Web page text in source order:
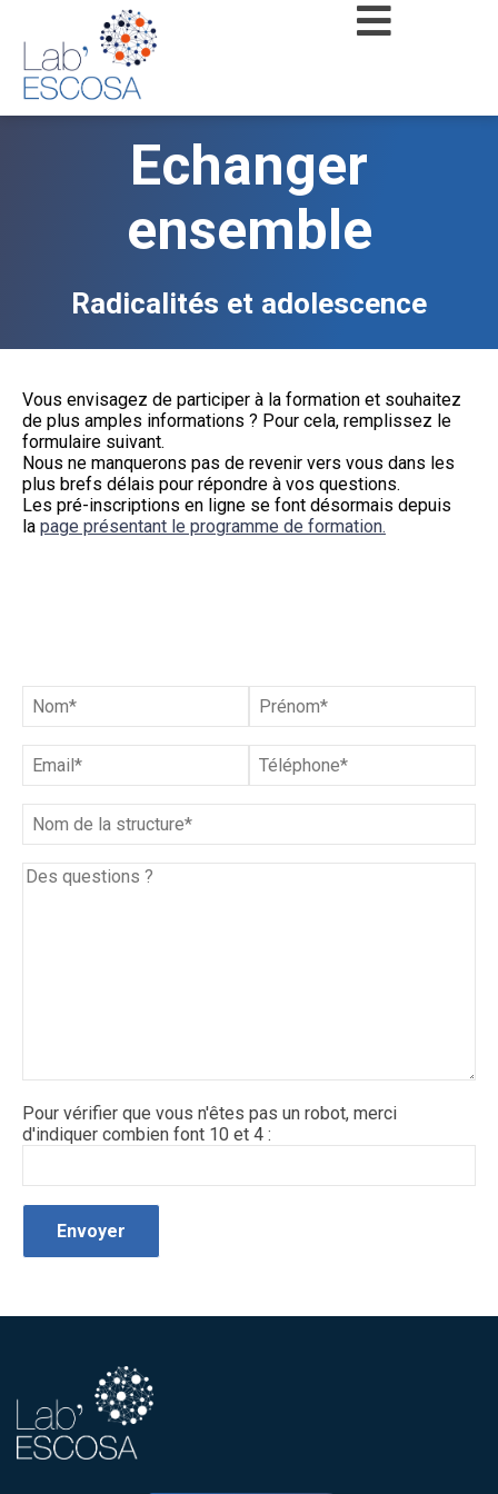
Echanger
ensemble
Radicalités et adolescence
Vous envisagez de participer à la formation et souhaitez
de plus amples informations ? Pour cela, remplissez le
formulaire suivant.
Nous ne manquerons pas de revenir vers vous dans les
plus brefs délais pour répondre à vos questions.
Les pré-inscriptions en ligne se font désormais depuis
la page présentant le programme de formation.
Pour vérifier que vous n'êtes pas un robot, merci
d'indiquer combien font 10 et 4 :